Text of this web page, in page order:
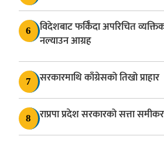
6
विदेशबाट फर्किँदा अपरिचित
नल्याउन आग्रह
7 सरकारमाथि काँग्रेसको तिखो प्राहार
8 राप्रपा प्रदेश सरकारको सत्ता